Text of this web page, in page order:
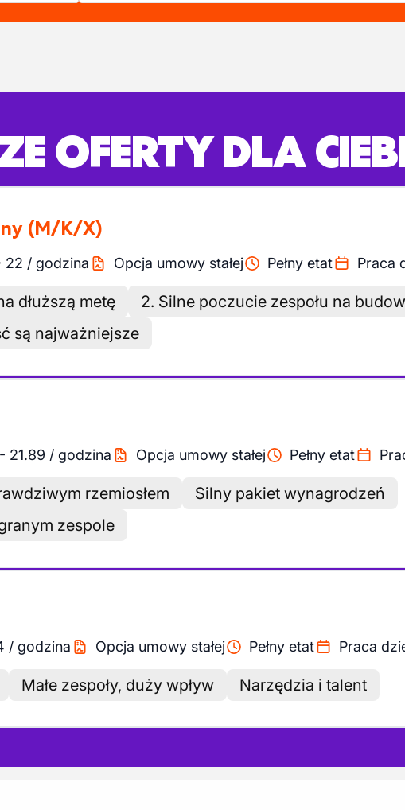
OFERTY DLA
(M/K/X)
22 / godzina Opcja umowy stałej Pełny etat Praca
dłuższą metę
2. Silne poczucie zespołu na
są najważniejsze
- 21.89 / godzina Opcja umowy stałej Pełny etat
rzemiosłem
Silny pakiet wynagrodzeń
zespole
/ godzina Opcja umowy stałej Pełny etat Praca
Małe zespoły, duży wpływ Narzędzia i talent